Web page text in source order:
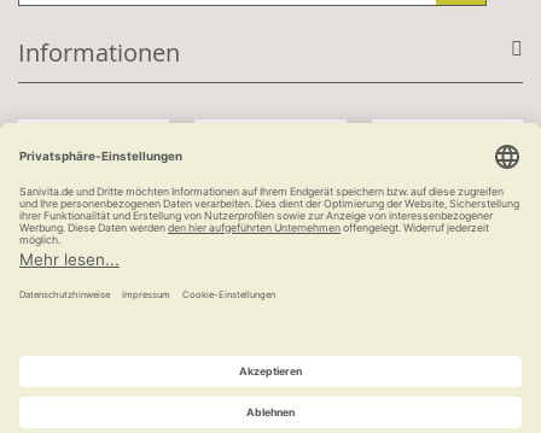
Informationen
Kauf auf Rechnung
versandkostenfrei